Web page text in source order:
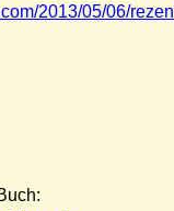
2013/05/06/